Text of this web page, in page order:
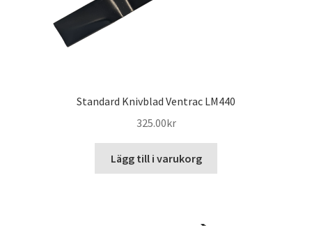
Standard Knivblad Ventrac LM440
325.00kr
Lägg till i varukorg